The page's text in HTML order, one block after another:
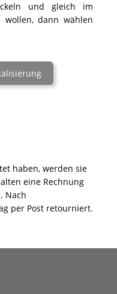
und gleich im
wollen, dann wählen
haben, werden sie
eine Rechnung
Nach
per Post retourniert.